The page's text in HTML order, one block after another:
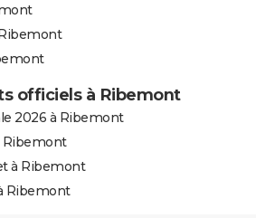
officiels à Ribemont
2026 à Ribemont
Ribemont
à Ribemont
Ribemont